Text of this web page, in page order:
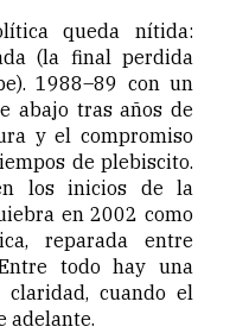
queda nítida:
(la final perdida
1988–89 con un
abajo tras años de
y el compromiso
de plebiscito.
los inicios de la
en 2002 como
reparada entre
todo hay una
cuando el
adelante.